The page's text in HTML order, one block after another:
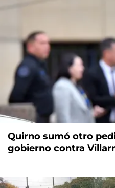
Quirno sumó otro
gobierno contra